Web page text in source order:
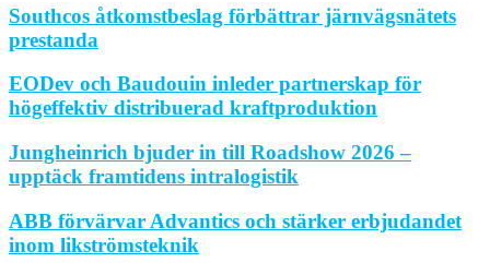
Southcos åtkomstbeslag förbättrar järnvägsnätets
prestanda
EODev och Baudouin inleder partnerskap för
högeffektiv distribuerad kraftproduktion
Jungheinrich bjuder in till Roadshow 2026 –
upptäck framtidens intralogistik
ABB förvärvar Advantics och stärker erbjudandet
inom likströmsteknik